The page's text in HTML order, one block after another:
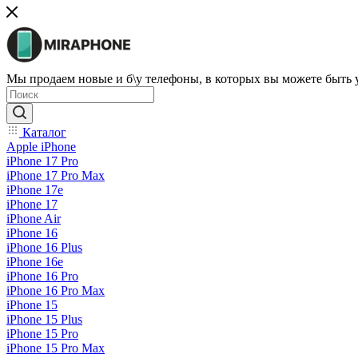
Мы продаем новые и б\у телефоны, в которых вы можете быть
Каталог
Apple iPhone
iPhone 17 Pro
iPhone 17 Pro Max
iPhone 17e
iPhone 17
iPhone Air
iPhone 16
iPhone 16 Plus
iPhone 16e
iPhone 16 Pro
iPhone 16 Pro Max
iPhone 15
iPhone 15 Plus
iPhone 15 Pro
iPhone 15 Pro Max